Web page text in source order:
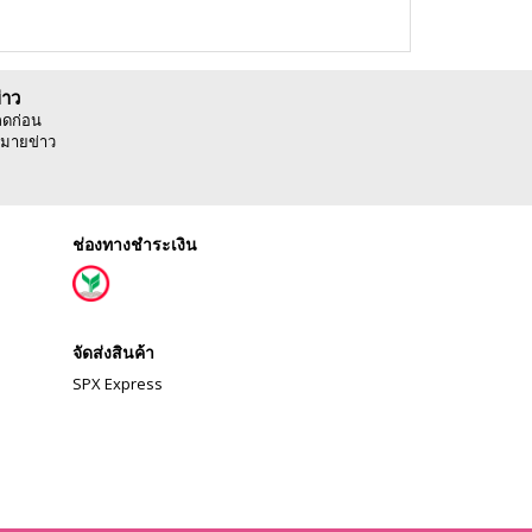
ว
ก่อน
ายข่าว
ช่องทางชำระเงิน
จัดส่งสินค้า
SPX Express